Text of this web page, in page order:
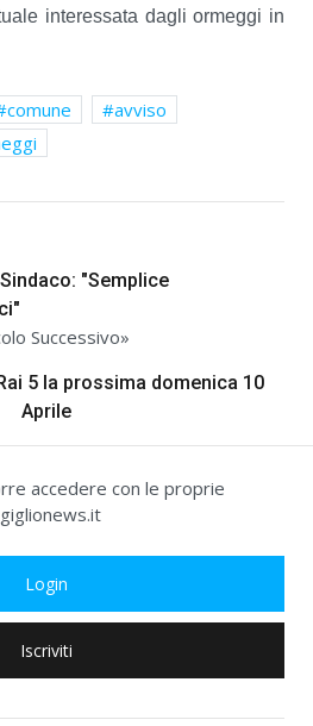
interessata dagli ormeggi in
comune
avviso
"Semplice
Successivo»
5 la prossima domenica 10
Aprile
accedere con le proprie
Login
Iscriviti